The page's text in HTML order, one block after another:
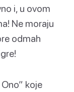
i, u ovom
Ne moraju
odmah
koje